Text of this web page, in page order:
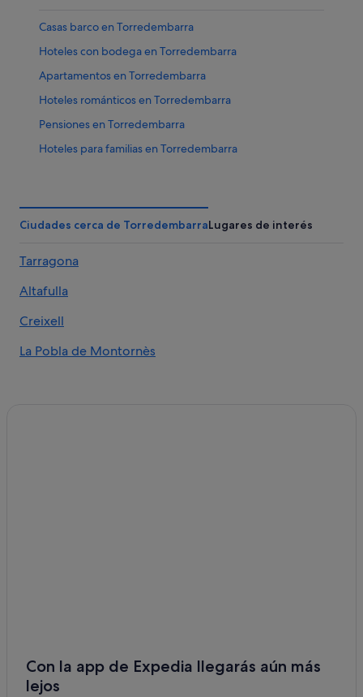
Casas barco en Torredembarra
Hoteles con bodega en Torredembarra
Apartamentos en Torredembarra
Hoteles románticos en Torredembarra
Pensiones en Torredembarra
Hoteles para familias en Torredembarra
Best Hotels en Torredembarra
Apartamentos en Altafulla
Hoteles con wifi en Torredembarra
Hoteles de golf en Torredembarra
Hoteles de 5 estrellas en Torredembarra
Apartoteles en Torredembarra
Ciudades cerca de TorredembarraLugares de interés
Tarragona
Altafulla
Creixell
La Pobla de Montornès
Con la app de Expedia llegarás aún más
lejos